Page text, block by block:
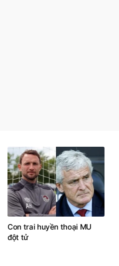
Con trai huyền thoại MU
đột tử